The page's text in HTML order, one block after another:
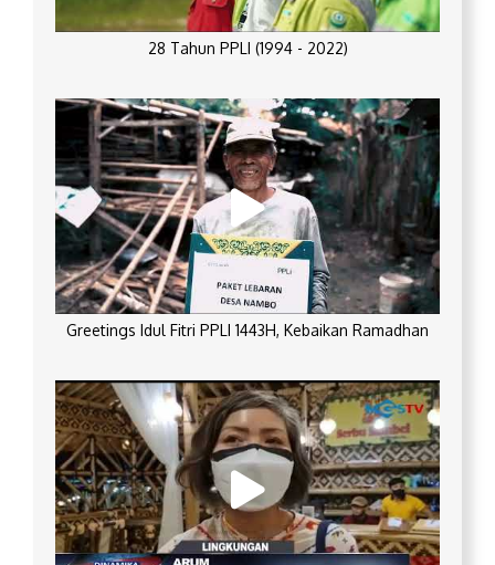
28 Tahun PPLI (1994 - 2022)
Greetings Idul Fitri PPLI 1443H, Kebaikan Ramadhan